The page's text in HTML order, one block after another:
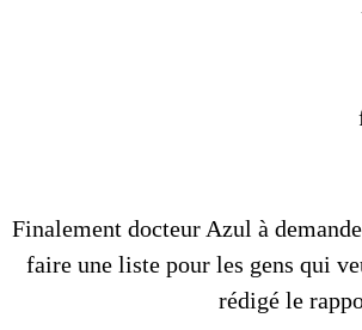
Finalement docteur Azul à
faire une liste pour les gens qui
rédigé le